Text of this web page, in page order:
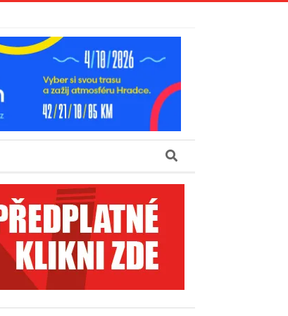
Search